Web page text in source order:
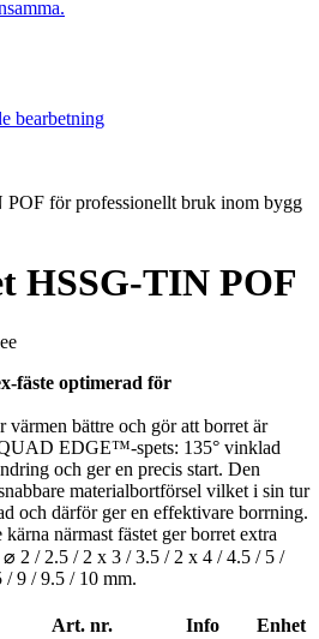
bearbetning
HSSG-TIN POF
fäste optimerad för
bättre och gör att borret är
EDGE™-spets: 135° vinklad
och ger en precis start. Den
materialbortförsel vilket i sin tur
och därför ger en effektivare borrning.
närmast fästet ger borret extra
2 / 2.5 / 2 x 3 / 3.5 / 2 x 4 / 4.5 / 5 /
/ 9 / 9.5 / 10 mm.
Art. nr.
Info Enhet